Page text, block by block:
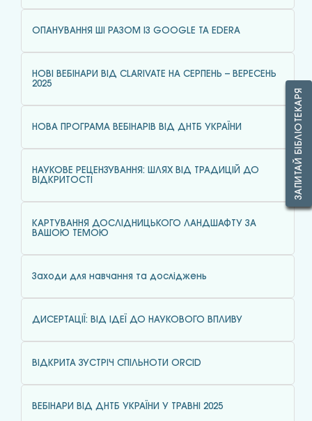
ОПАНУВАННЯ ШІ РАЗОМ ІЗ GOOGLE ТА EDERA
НОВІ ВЕБІНАРИ ВІД CLARIVATE НА СЕРПЕНЬ – ВЕРЕСЕНЬ
2025
НОВА ПРОГРАМА ВЕБІНАРІВ ВІД ДНТБ УКРАЇНИ
НАУКОВЕ РЕЦЕНЗУВАННЯ: ШЛЯХ ВІД ТРАДИЦІЙ ДО
ВІДКРИТОСТІ
КАРТУВАННЯ ДОСЛІДНИЦЬКОГО ЛАНДШАФТУ ЗА
ВАШОЮ ТЕМОЮ
Заходи для навчання та досліджень
ДИСЕРТАЦІЇ: ВІД ІДЕЇ ДО НАУКОВОГО ВПЛИВУ
ВІДКРИТА ЗУСТРІЧ СПІЛЬНОТИ ORCID
ВЕБІНАРИ ВІД ДНТБ УКРАЇНИ У ТРАВНІ 2025
ЗАПИТАЙ БІБЛІОТЕКАРЯ